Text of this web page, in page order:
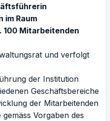
im Raum
100 Mitarbeitenden
und verfolgt
der Institution
Geschäftsbereiche
der Mitarbeitenden
Vorgaben des